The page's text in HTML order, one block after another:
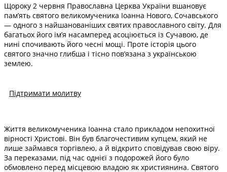
Щороку 2 червня Православна Церква України вшановує
пам’ять святого великомученика Іоанна Нового, Сочавського
— одного з найшанованіших святих православного світу. Для
багатьох його ім’я насамперед асоціюється із Сучавою, де
нині спочивають його чесні мощі. Проте історія цього
святого значно глибша і тісно пов’язана з українською
землею.
Підтримати молитву
Життя великомученика Іоанна стало прикладом непохитної
вірності Христові. Він був благочестивим купцем, який не
лише займався торгівлею, а й відкрито сповідував свою віру.
За переказами, під час однієї з подорожей його було
обмовлено перед місцевою владою як християнина. Святого